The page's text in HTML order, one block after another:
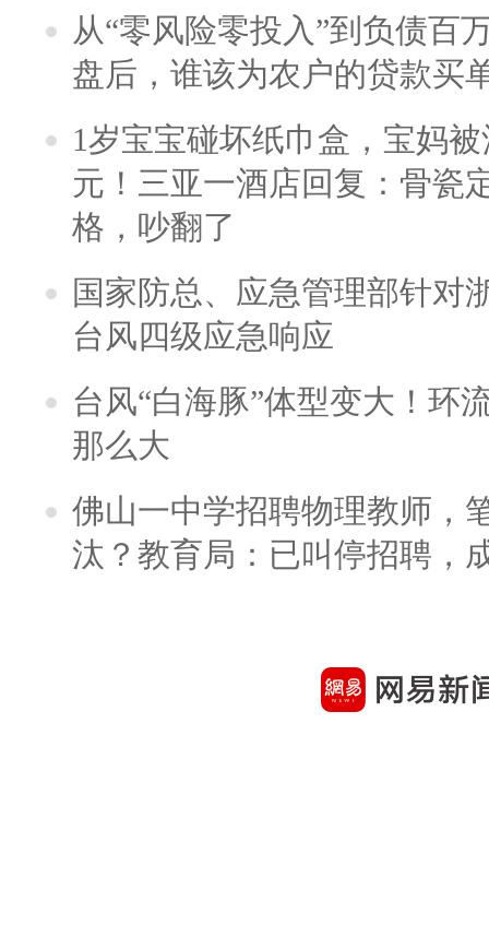
从“零风险零投入”到负债百
盘后，谁该为农户的贷款买
1岁宝宝碰坏纸巾盒，宝妈
元！三亚一酒店回复：骨瓷
格，吵翻了
国家防总、应急管理部针对
台风四级应急响应
台风“白海豚”体型变大！环
那么大
佛山一中学招聘物理教师，
汰？教育局：已叫停招聘，